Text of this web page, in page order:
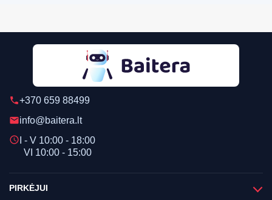
phone+370 659 88499
emailinfo@baitera.lt
schedule I - V 10:00 - 18:00
VI 10:00 - 15:00
PIRKĖJUI